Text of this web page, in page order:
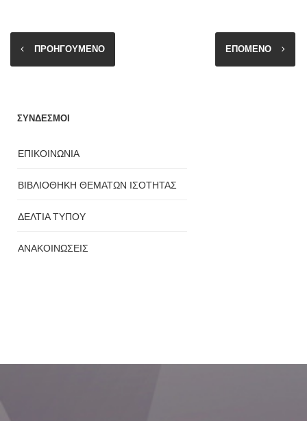
ΠΡΟΗΓΟΥΜΕΝΟ ΕΠΟΜΕΝΟ
ΣΥΝΔΕΣΜΟΙ
ΕΠΙΚΟΙΝΩΝΙΑ
ΒΙΒΛΙΟΘΗΚΗ ΘΕΜΑΤΩΝ ΙΣΟΤΗΤΑΣ
ΔΕΛΤΙΑ ΤΥΠΟΥ
ΑΝΑΚΟΙΝΩΣΕΙΣ